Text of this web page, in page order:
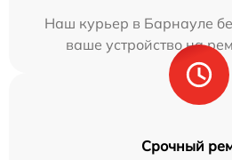
Наш курьер в Барнауле
ваше устройство на
Срочный